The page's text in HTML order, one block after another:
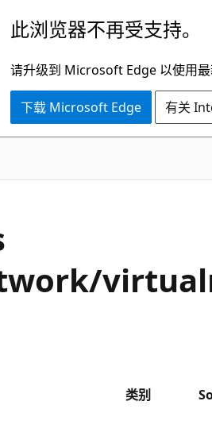
此浏览器不再受支持。
请升级到 Microsoft Edge 以使用最
下载 Microsoft Edge 有关
类别